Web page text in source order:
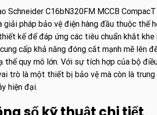
Schneider C16bN320FM MCCB
giải pháp bảo vệ điện hàng đầu thuộc thế
kế để đáp ứng các tiêu chuẩn khắt
cấp khả năng đóng cắt mạnh mẽ lên
thế quy mô lớn. Với sự tích hợp của bộ
trò là một thiết bị bảo vệ mà còn là
hiện đại.